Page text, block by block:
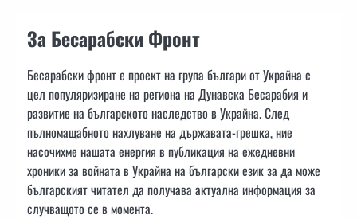
За Бесарабски Фронт
Бесарабски фронт е проект на група българи от Украйна с
цел популяризиране на региона на Дунавска Бесарабия и
развитие на българското наследство в Украйна. След
пълномащабното нахлуване на държавата-грешка, ние
насочихме нашата енергия в публикация на ежедневни
хроники за войната в Украйна на български език за да може
българският читател да получава актуална информация за
случващото се в момента.